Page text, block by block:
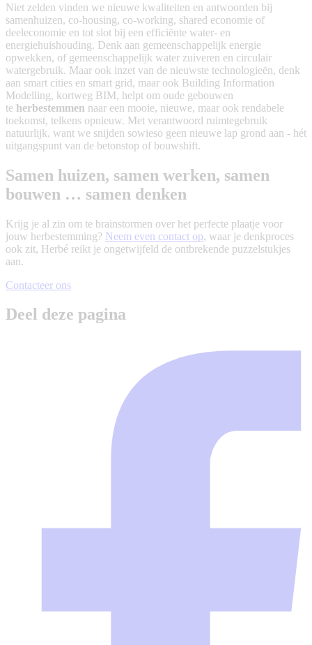
Niet zelden vinden we nieuwe kwaliteiten en antwoorden bij
samenhuizen, co-housing, co-working, shared economie of
deeleconomie en tot slot bij een efficiënte water- en
energiehuishouding. Denk aan gemeenschappelijk energie
opwekken, of gemeenschappelijk water zuiveren en circulair
watergebruik. Maar ook inzet van de nieuwste technologieën, denk
aan smart cities en smart grid, maar ook Building Information
Modelling, kortweg BIM, helpt om oude gebouwen
te herbestemmen naar een mooie, nieuwe, maar ook rendabele
toekomst, telkens opnieuw. Met verantwoord ruimtegebruik
natuurlijk, want we snijden sowieso geen nieuwe lap grond aan - hét
uitgangspunt van de betonstop of bouwshift.
Samen huizen, samen werken, samen
bouwen … samen denken
Krijg je al zin om te brainstormen over het perfecte plaatje voor
jouw herbestemming? Neem even contact op, waar je denkproces
ook zit, Herbé reikt je ongetwijfeld de ontbrekende puzzelstukjes
aan.
Contacteer ons
Deel deze pagina